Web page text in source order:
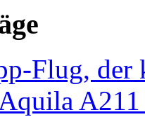
Flug, der